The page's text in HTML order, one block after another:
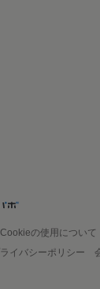
Cookieの使用について
イバシーポリシー